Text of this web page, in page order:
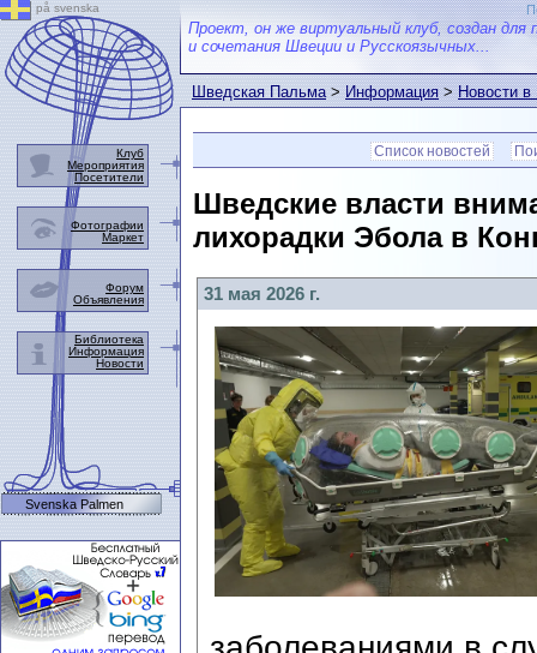
Проект, он же виртуальный клуб, создан для
и сочетания Швеции и Русскоязычных...
Шведская Пальма>Информация>Новости
Список новостей
Шведские власти
лихорадки Эбола в
31 мая 2026 г.
på svenska
Клуб
Мероприятия
Посетители
Фотографии
Маркет
Форум
Объявления
Библиотека
Информация
Новости
Svenska Palmen